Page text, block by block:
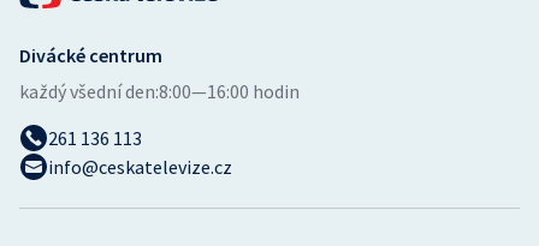
Divácké centrum
každý všední den:8:00—16:00 hodin
261 136 113
info@ceskatelevize.cz